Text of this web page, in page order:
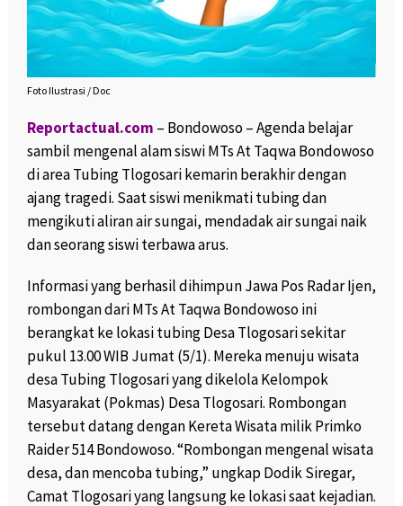
Foto Ilustrasi / Doc
Reportactual.com – Bondowoso – Agenda belajar
sambil mengenal alam siswi MTs At Taqwa Bondowoso
di area Tubing Tlogosari kemarin berakhir dengan
ajang tragedi. Saat siswi menikmati tubing dan
mengikuti aliran air sungai, mendadak air sungai naik
dan seorang siswi terbawa arus.
Informasi yang berhasil dihimpun Jawa Pos Radar Ijen,
rombongan dari MTs At Taqwa Bondowoso ini
berangkat ke lokasi tubing Desa Tlogosari sekitar
pukul 13.00 WIB Jumat (5/1). Mereka menuju wisata
desa Tubing Tlogosari yang dikelola Kelompok
Masyarakat (Pokmas) Desa Tlogosari. Rombongan
tersebut datang dengan Kereta Wisata milik Primko
Raider 514 Bondowoso. “Rombongan mengenal wisata
desa, dan mencoba tubing,” ungkap Dodik Siregar,
Camat Tlogosari yang langsung ke lokasi saat kejadian.